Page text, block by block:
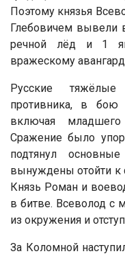
Поэтому князья
Глебовичем вывели
речной лёд и 1
вражескому
Русские
противника, в бою
включая
Сражение было
подтянул
вынуждены отойти к
Князь Роман и
в битве. Всеволод с
из окружения и
За Коломной